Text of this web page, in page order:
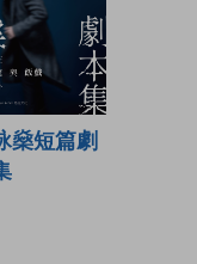
燊短篇劇